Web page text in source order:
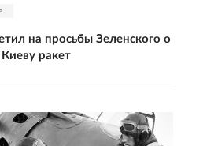
на просьбы Зеленского о
ракет